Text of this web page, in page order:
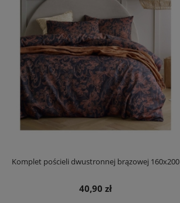
Komplet pościeli dwustronnej brązowej 160x200
40,90 zł